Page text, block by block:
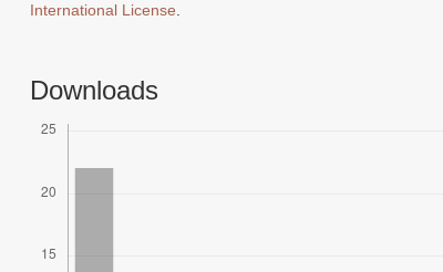
International License.
Downloads